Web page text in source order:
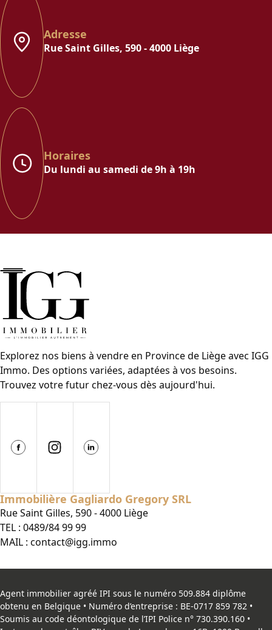
Adresse
Rue Saint Gilles, 590 - 4000 Liège
Horaires
Du lundi au samedi de 9h à 19h
Explorez nos biens à vendre en Province de Liège avec IGG
Immo. Des options variées, adaptées à vos besoins.
Trouvez votre futur chez-vous dès aujourd'hui.
Immobilière Gagliardo Gregory SRL
Rue Saint Gilles, 590 - 4000 Liège
TEL : 0489/84 99 99
MAIL : contact@igg.immo
Agent immobilier agréé IPI sous le numéro 509.884 diplôme
obtenu en Belgique • Numéro d’entreprise : BE-0717 859 782 •
Soumis au code déontologique de l’IPI Police n° 730.390.160 •